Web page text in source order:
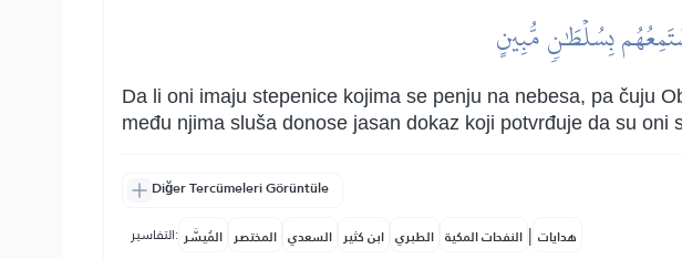
بِسُلۡطَٰنٖ مُّبِينٍ
Da li oni imaju stepenice kojima se penju na nebesa, pa čuju
među njima sluša donose jasan dokaz koji potvrđuje da su oni
Diğer Tercümeleri Görüntüle
التفاسير: المُيسَّر المختصر السعدي ابن كثير الطبري النفحات المكية | هدايات